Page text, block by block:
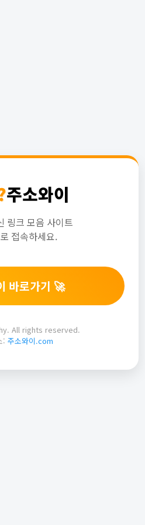
주소와이
링크 모음 사이트
접속하세요.
바로가기 🚀
All rights reserved.
: 주소와이.com